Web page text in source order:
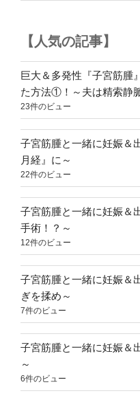
の
子
宮
筋
腫
～”
の
【人気の記事】
巨大＆多発性『子宮筋腫
た方法①！～夫は精索静
23件のビュー
子宮筋腫と一緒に妊娠＆
月経』に～
22件のビュー
子宮筋腫と一緒に妊娠＆
手術！？～
12件のビュー
子宮筋腫と一緒に妊娠＆
ぎを揉め～
7件のビュー
子宮筋腫と一緒に妊娠＆
～
6件のビュー